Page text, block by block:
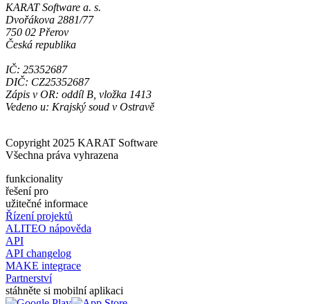
KARAT Software a. s.
Dvořákova 2881/77
750 02 Přerov
Česká republika
IČ: 25352687
DIČ: CZ25352687
Zápis v OR: oddíl B, vložka 1413
Vedeno u: Krajský soud v Ostravě
Copyright 2025 KARAT Software
Všechna práva vyhrazena
funkcionality
řešení pro
užitečné informace
Řízení projektů
ALITEO nápověda
API
API changelog
MAKE integrace
Partnerství
stáhněte si mobilní aplikaci